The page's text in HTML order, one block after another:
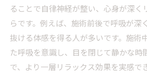
ることで自律神経が整い、心身が深く
らです。例えば、施術前後で呼吸が深
抜ける体感を得る人が多いです。施術
た呼吸を意識し、目を閉じて静かな時
で、より一層リラックス効果を実感で